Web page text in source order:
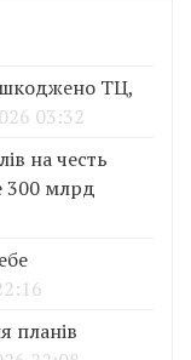
ТЦ,
03:32
на честь
300 млрд
планів